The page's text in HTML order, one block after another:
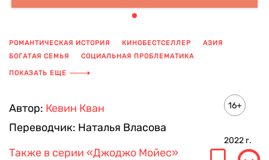
РОМАНТИЧЕСКАЯ ИСТОРИЯ КИНОБЕСТСЕЛЛЕР
АЗИЯ
БОГАТАЯ СЕМЬЯ
СОЦИАЛЬНАЯ ПРОБЛЕМАТИКА
БРАК ПО РАСЧЕТУ
БРЕНДЫ
ПОКАЗАТЬ ЕЩЕ
Автор: Кевин Кван
Переводчик: Наталья Власова
16+
2022 г.
Также в серии «Джоджо Мойес»